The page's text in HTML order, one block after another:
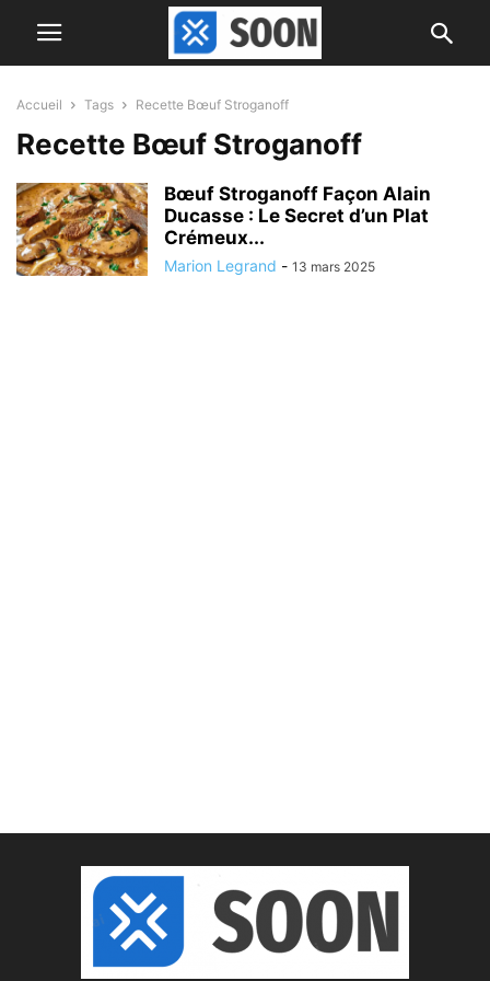
Accueil Tags Recette Bœuf Stroganoff
Recette Bœuf Stroganoff
Bœuf Stroganoff Façon Alain
Ducasse : Le Secret d’un Plat
Crémeux...
Marion Legrand - 13 mars 2025